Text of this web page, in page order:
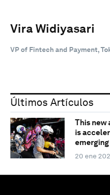
Vira Widiyasari
VP of Fintech and Payment,
Últimos Artículos
This
is
20 ene